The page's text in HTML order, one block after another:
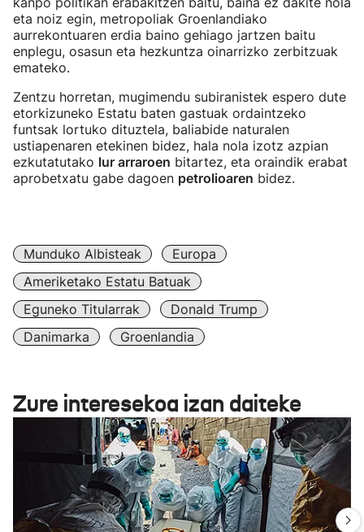
eta noiz egin, metropoliak Groenlandiako
aurrekontuaren erdia baino gehiago jartzen baitu
enplegu, osasun eta hezkuntza oinarrizko zerbitzuak
emateko.
Zentzu horretan, mugimendu subiranistek espero dute
etorkizuneko Estatu baten gastuak ordaintzeko
funtsak lortuko dituztela, baliabide naturalen
ustiapenaren etekinen bidez, hala nola izotz azpian
ezkutatutako lur arraroen bitartez, eta oraindik erabat
aprobetxatu gabe dagoen petrolioaren bidez.
Munduko Albisteak
Europa
Ameriketako Estatu Batuak
Eguneko Titularrak
Donald Trump
Danimarka
Groenlandia
Zure interesekoa izan daiteke